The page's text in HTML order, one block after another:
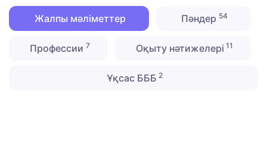
Жалпы мәліметтер Пәндер 54
Профессии 7 Оқыту нәтижелері 11
Ұқсас БББ 2